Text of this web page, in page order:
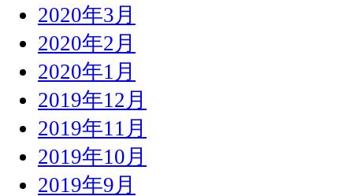
2020年3月
2020年2月
2020年1月
2019年12月
2019年11月
2019年10月
2019年9月